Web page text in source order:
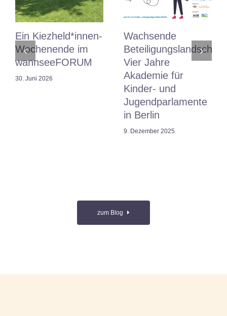
Ein Kiezheld*innen-
Wochenende im
wannseeFORUM
30. Juni 2026
Wachsende
Beteiligungslandschaft:
Vier Jahre
Akademie für
Kinder- und
Jugendparlamente
in Berlin
9. Dezember 2025
zum Blog